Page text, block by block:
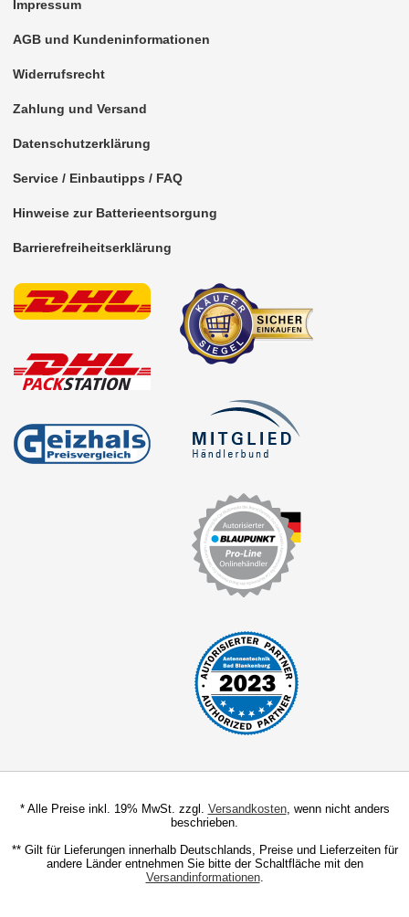
Lautsprecherkabel
Lautsprecherringe
Lenkradadapter
Marderschutz
Radioeinbausets
für Audi
1er
X1
X3
X5
Impressum
AGB und Kundeninformationen
Widerrufsrecht
Zahlung und Versand
Datenschutzerklärung
Service / Einbautipps / FAQ
Hinweise zur Batterieentsorgung
Barrierefreiheitserklärung
* Alle Preise inkl. 19% MwSt. zzgl. Versandkosten, wenn nicht anders
beschrieben.
** Gilt für Lieferungen innerhalb Deutschlands, Preise und Lieferzeiten für
andere Länder entnehmen Sie bitte der Schaltfläche mit den
Versandinformationen.